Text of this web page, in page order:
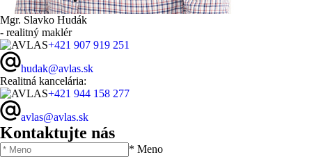
Mgr. Slavko Hudák
- realitný maklér
+421 907 919 251
hudak@avlas.sk
Realitná kancelária:
+421 944 158 277
avlas@avlas.sk
Kontaktujte nás
* Meno